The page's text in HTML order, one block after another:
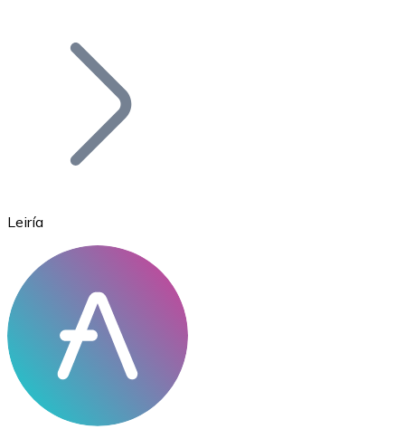
Bitcoin
Ethereum
ETH
Leiría